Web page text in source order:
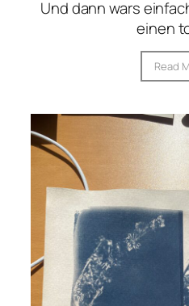
Und dann wars
einen
Read